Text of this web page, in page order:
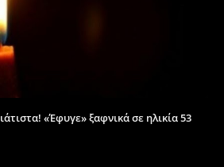
«Έφυγε» ξαφνικά σε ηλικία 53